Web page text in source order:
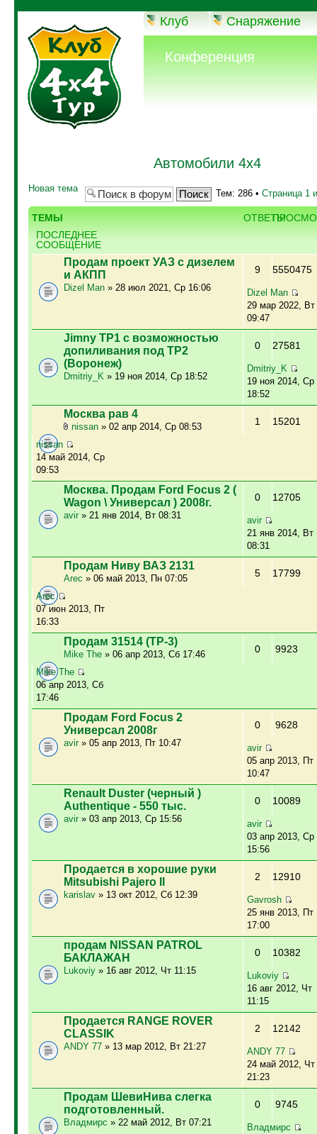
Клуб Снаряжение
Конференция
Автомобили 4х4
Новая тема Тем: 286 • Страница 1
ТЕМЫ ОТВЕТЫ
ПОСЛЕДНЕЕ
СООБЩЕНИЕ
Продам проект УАЗ с дизелем
и АКПП
Dizel Man» 28 июл 2021, Ср 16:06
9 5550475
Dizel Man
29 мар 2022, Вт
09:47
Jimny ТР1 с возможностью
допиливания под ТР2
(Воронеж)
Dmitriy_K» 19 ноя 2014, Ср 18:52
0 27581
Dmitriy_K
19 ноя 2014, Ср
18:52
Москва рав 4
nissan» 02 апр 2014, Ср 08:53 1 15201
nissan
14 май 2014, Ср
09:53
Москва. Продам Ford Focus 2 (
Wagon \ Универсал ) 2008г.
avir» 21 янв 2014, Вт 08:31
0 12705
avir
21 янв 2014, Вт
08:31
Продам Ниву ВАЗ 2131
Arec » 06 май 2013, Пн 07:05 5 17799
Arec
07 июн 2013, Пт
16:33
Продам 31514 (ТР-3)
Mike The» 06 апр 2013, Сб 17:46 0 9923
Mike The
06 апр 2013, Сб
17:46
Продам Ford Focus 2
Универсал 2008г
avir» 05 апр 2013, Пт 10:47
0 9628
avir
05 апр 2013, Пт
10:47
Renault Duster (черный )
Authentique - 550 тыс.
avir» 03 апр 2013, Ср 15:56
0 10089
avir
03 апр 2013, Ср
15:56
Продается в хорошие руки
Mitsubishi Pajero II
karislav» 13 окт 2012, Сб 12:39
2 12910
Gavrosh
25 янв 2013, Пт
17:00
продам NISSAN PATROL
БАКЛАЖАН
Lukoviy» 16 авг 2012, Чт 11:15
0 10382
Lukoviy
16 авг 2012, Чт
11:15
Продается RANGE ROVER
CLASSIK
ANDY 77» 13 мар 2012, Вт 21:27
2 12142
ANDY 77
24 май 2012, Чт
21:23
Продам ШевиНива слегка
подготовленный.
Владмирс » 22 май 2012, Вт 07:21
0 9745
Владмирс